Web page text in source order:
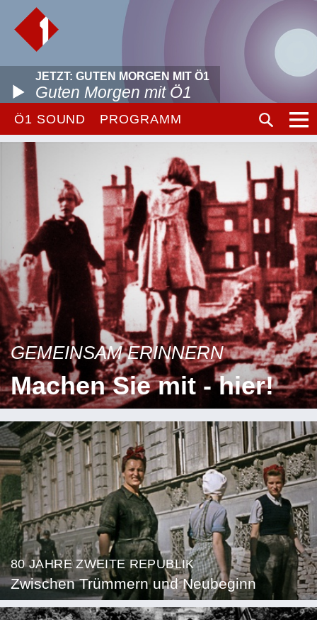
JETZT: GUTEN MORGEN MIT Ö1
Guten Morgen mit Ö1
Ö1 SOUND PROGRAMM
GEMEINSAM ERINNERN
Machen Sie mit - hier!
80 JAHRE ZWEITE REPUBLIK
Zwischen Trümmern und Neubeginn